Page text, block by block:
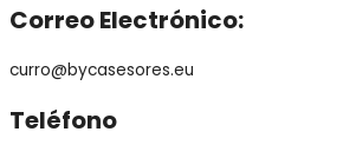
Correo Electrónico:
curro@bycasesores.eu
Teléfono